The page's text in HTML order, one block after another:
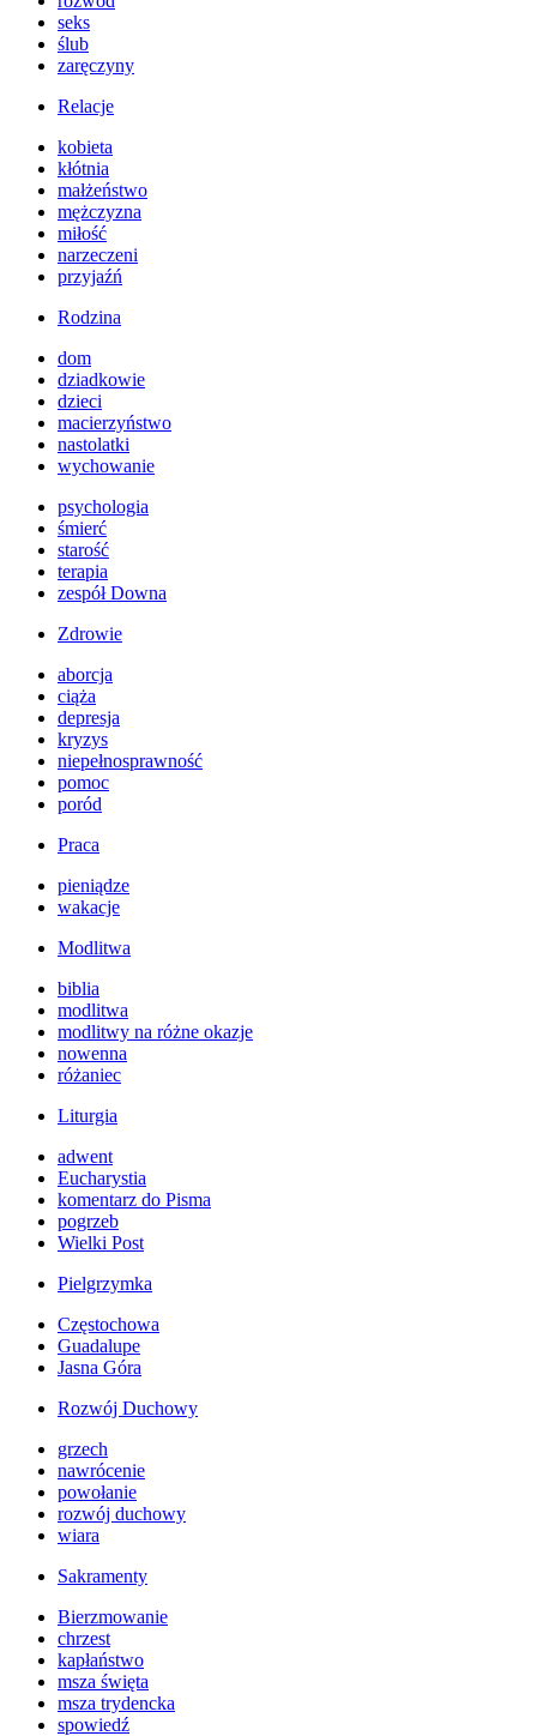
seks
ślub
zaręczyny
Relacje
kobieta
kłótnia
małżeństwo
mężczyzna
miłość
narzeczeni
przyjaźń
Rodzina
dom
dziadkowie
dzieci
macierzyństwo
nastolatki
wychowanie
psychologia
śmierć
starość
terapia
zespół Downa
Zdrowie
aborcja
ciąża
depresja
kryzys
niepełnosprawność
pomoc
poród
Praca
pieniądze
wakacje
Modlitwa
biblia
modlitwa
modlitwy na różne okazje
nowenna
różaniec
Liturgia
adwent
Eucharystia
komentarz do Pisma
pogrzeb
Wielki Post
Pielgrzymka
Częstochowa
Guadalupe
Jasna Góra
Rozwój Duchowy
grzech
nawrócenie
powołanie
rozwój duchowy
wiara
Sakramenty
Bierzmowanie
chrzest
kapłaństwo
msza święta
msza trydencka
spowiedź